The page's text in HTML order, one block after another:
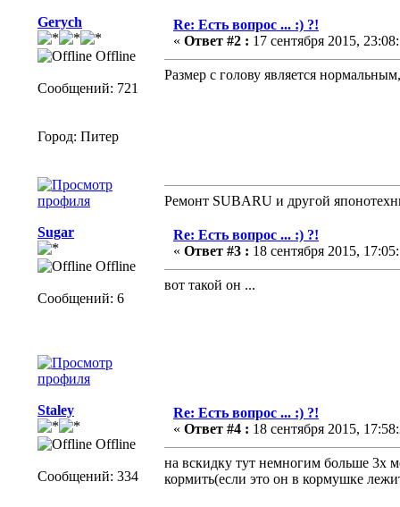
Gerych
Offline
Сообщений: 721
Город: Питер
Re: Есть вопрос ... :) ?!
« Ответ #2 : 17 сентября 2015,
Размер с голову является
Ремонт SUBARU и другой
Sugar
Offline
Сообщений: 6
Re: Есть вопрос ... :) ?!
« Ответ #3 : 18 сентября 2015,
вот такой он ...
Staley
Offline
Сообщений: 334
Re: Есть вопрос ... :) ?!
« Ответ #4 : 18 сентября 2015,
на вскидку тут немногим больше 3х
кормить(если это он в кормушке